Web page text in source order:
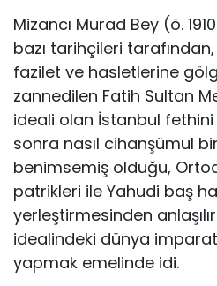
Mizancı Murad Bey (ö.
bazı tarihçileri
fazilet ve hasletlerine
zannedilen Fatih Sultan
ideali olan İstanbul
sonra nasıl cihanşümul
benimsemiş olduğu,
patrikleri ile Yahudi baş
yerleştirmesinden
idealindeki dünya
yapmak emelinde idi.